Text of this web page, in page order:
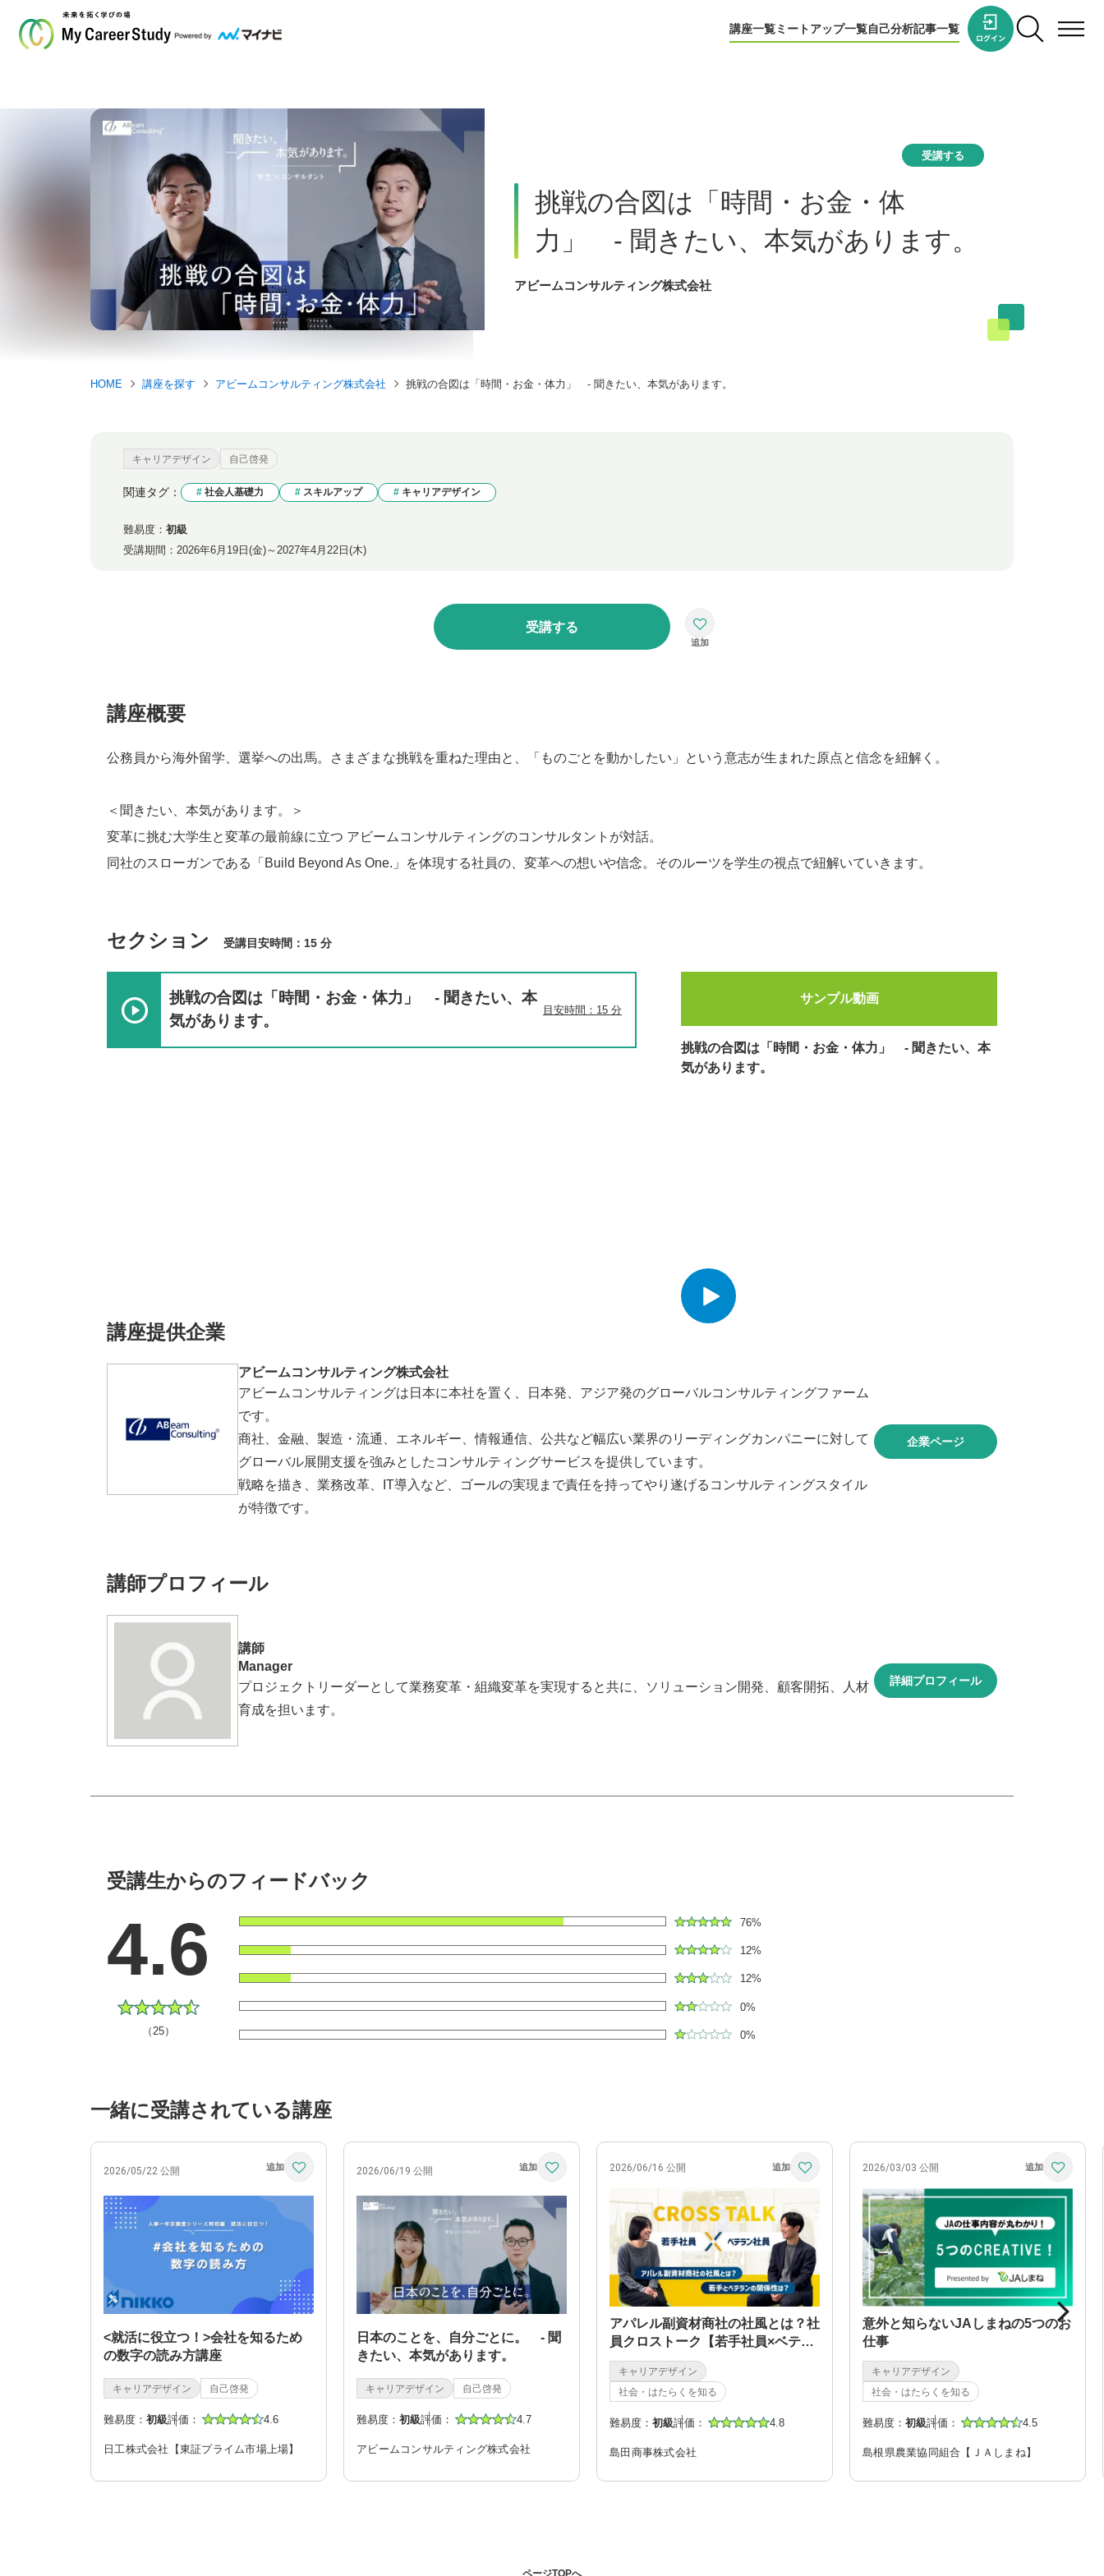
講座一覧ミートアップ一覧自己分析記事一覧
受講する
挑戦の合図は「時間・お金・体
力」 - 聞きたい、本気があります。
アビームコンサルティング株式会社
HOME 講座を探す アビームコンサルティング株式会社 挑戦の合図は「時間・お金・体力」 - 聞きたい、本気があります。
キャリアデザイン 自己啓発
関連タグ： 社会人基礎力 スキルアップ キャリアデザイン
難易度： 初級
受講期間： 2026年6月19日(金)～2027年4月22日(木)
受講する
講座概要
公務員から海外留学、選挙への出馬。さまざまな挑戦を重ねた理由と、「ものごとを動かしたい」という意志が生まれた原点と信念を紐解く。
＜聞きたい、本気があります。＞
変革に挑む大学生と変革の最前線に立つ アビームコンサルティングのコンサルタントが対話。
同社のスローガンである「Build Beyond As One.」を体現する社員の、変革への想いや信念。そのルーツを学生の視点で紐解いていきます。
セクション 受講目安時間：15 分
挑戦の合図は「時間・お金・体力」 - 聞きたい、本
気があります。
目安時間：15 分
サンプル動画
挑戦の合図は「時間・お金・体力」 - 聞きたい、本
気があります。
講座提供企業
アビームコンサルティング株式会社
アビームコンサルティングは日本に本社を置く、日本発、アジア発のグローバルコンサルティングファーム
です。
商社、金融、製造・流通、エネルギー、情報通信、公共など幅広い業界のリーディングカンパニーに対して
グローバル展開支援を強みとしたコンサルティングサービスを提供しています。
戦略を描き、業務改革、IT導入など、ゴールの実現まで責任を持ってやり遂げるコンサルティングスタイル
が特徴です。
企業ページ
講師プロフィール
講師
Manager
プロジェクトリーダーとして業務変革・組織変革を実現すると共に、ソリューション開発、顧客開拓、人材
育成を担います。
詳細プロフィール
受講生からのフィードバック
4.6
（25）
76%
12%
12%
0%
0%
一緒に受講されている講座
2026/05/22 公開
<就活に役立つ！>会社を知るため
の数字の読み方講座
キャリアデザイン 自己啓発
難易度： 初級評価： 4.6
日工株式会社【東証プライム市場上場】
2026/06/19 公開
日本のことを、自分ごとに。 - 聞
きたい、本気があります。
キャリアデザイン 自己啓発
難易度： 初級評価： 4.7
アビームコンサルティング株式会社
2026/06/16 公開
アパレル副資材商社の社風とは？社
員クロストーク【若手社員×ベテラ
ン社員】
キャリアデザイン
社会・はたらくを知る
難易度： 初級評価： 4.8
島田商事株式会社
2026/03/03 公開
意外と知らないJAしまねの5つのお
仕事
キャリアデザイン
社会・はたらくを知る
難易度： 初級評価： 4.5
島根県農業協同組合【ＪＡしまね】